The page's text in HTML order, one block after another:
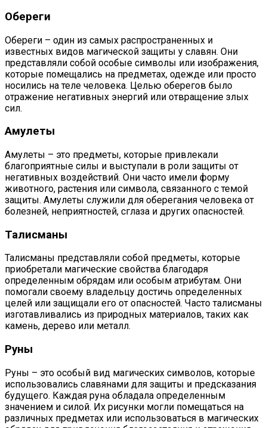
Обереги
Обереги – один из самых распространенных и
известных видов магической защиты у славян. Они
представляли собой особые символы или изображения,
которые помещались на предметах, одежде или просто
носились на теле человека. Целью оберегов было
отражение негативных энергий или отвращение злых
сил.
Амулеты
Амулеты – это предметы, которые привлекали
благоприятные силы и выступали в роли защиты от
негативных воздействий. Они часто имели форму
животного, растения или символа, связанного с темой
защиты. Амулеты служили для оберегания человека от
болезней, неприятностей, сглаза и других опасностей.
Талисманы
Талисманы представляли собой предметы, которые
приобретали магические свойства благодаря
определенным обрядам или особым атрибутам. Они
помогали своему владельцу достичь определенных
целей или защищали его от опасностей. Часто талисманы
изготавливались из природных материалов, таких как
камень, дерево или металл.
Руны
Руны – это особый вид магических символов, которые
использовались славянами для защиты и предсказания
будущего. Каждая руна обладала определенным
значением и силой. Их рисунки могли помещаться на
различных предметах или использоваться в магических